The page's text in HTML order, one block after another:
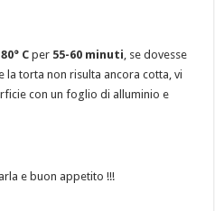
C per 55-60 minuti , se dovesse
torta non risulta ancora cotta, vi
con un foglio di alluminio e
e buon appetito !!!